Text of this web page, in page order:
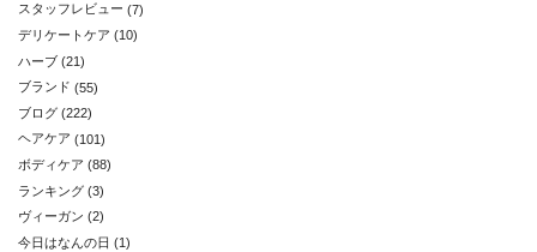
スタッフレビュー (7)
デリケートケア (10)
ハーブ (21)
ブランド (55)
ブログ (222)
ヘアケア (101)
ボディケア (88)
ランキング (3)
ヴィーガン (2)
今日はなんの日 (1)